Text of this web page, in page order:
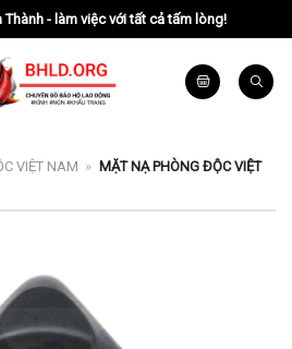
- làm việc với tất cả tấm lòng!
VIỆT NAM » MẶT NẠ PHÒNG ĐỘC VIỆT